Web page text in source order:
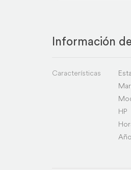
Información
Características
HP
Año